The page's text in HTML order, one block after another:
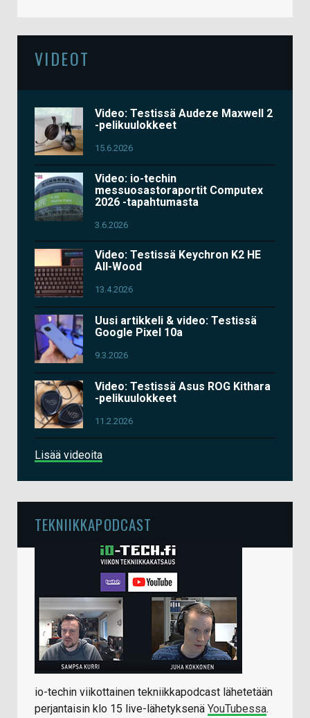
VIDEOT
Video: Testissä Audeze Maxwell 2
-pelikuulokkeet
15.6.2026
Video: io-techin
messuosastoraportit Computex
2026 -tapahtumasta
3.6.2026
Video: Testissä Keychron K2 HE
All-Wood
13.4.2026
Uusi artikkeli & video: Testissä
Google Pixel 10a
9.3.2026
Video: Testissä Asus ROG Kithara
-pelikuulokkeet
11.2.2026
Lisää videoita
TEKNIIKKAPODCAST
io-techin viikottainen tekniikkapodcast lähetetään
perjantaisin klo 15 live-lähetyksenä YouTubessa.